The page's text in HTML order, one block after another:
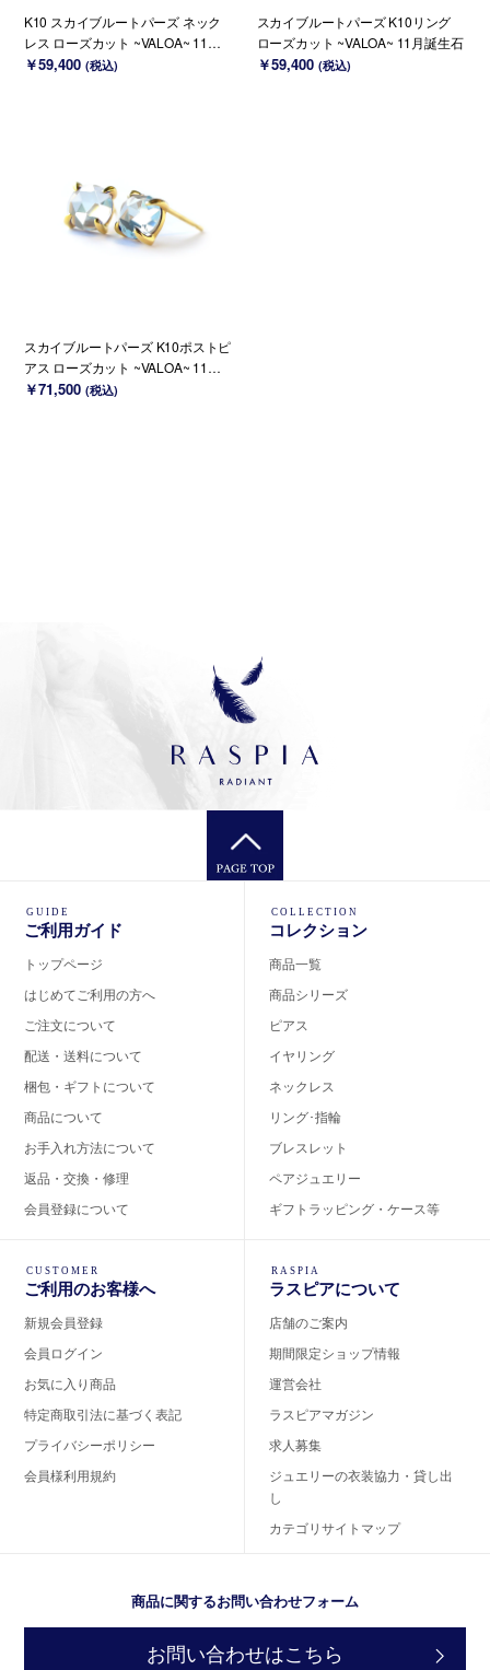
K10 スカイブルートパーズ ネック
レス ローズカット ~VALOA~ 11月
誕生石(K18 変更可能)
￥59,400 (税込)
スカイブルートパーズ K10リング
ローズカット ~VALOA~ 11月誕生石
￥59,400 (税込)
スカイブルートパーズ K10ポストピ
アス ローズカット ~VALOA~ 11月
誕生石 (K18変更可能)
￥71,500 (税込)
GUIDE
ご利用ガイド
トップページ
はじめてご利用の方へ
ご注文について
配送・送料について
梱包・ギフトについて
商品について
お手入れ方法について
返品・交換・修理
会員登録について
COLLECTION
コレクション
商品一覧
商品シリーズ
ピアス
イヤリング
ネックレス
リング･指輪
ブレスレット
ペアジュエリー
ギフトラッピング・ケース等
CUSTOMER
ご利用のお客様へ
新規会員登録
会員ログイン
お気に入り商品
特定商取引法に基づく表記
プライバシーポリシー
会員様利用規約
RASPIA
ラスピアについて
店舗のご案内
期間限定ショップ情報
運営会社
ラスピアマガジン
求人募集
ジュエリーの衣装協力・貸し出
し
カテゴリサイトマップ
商品に関するお問い合わせフォーム
お問い合わせはこちら